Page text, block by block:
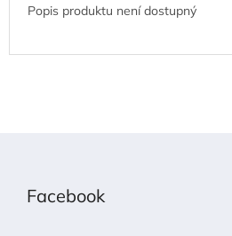
Popis produktu není dostupný
Facebook